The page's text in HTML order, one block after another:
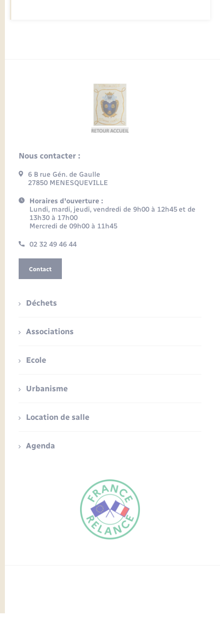
FR
Nous contacter :
6 B rue Gén. de Gaulle
27850 MENESQUEVILLE
Horaires d'ouverture :
Lundi, mardi, jeudi, vendredi de 9h00 à 12h45 et de
13h30 à 17h00
Mercredi de 09h00 à 11h45
02 32 49 46 44
Contact
Déchets
Associations
Ecole
Urbanisme
Location de salle
Agenda